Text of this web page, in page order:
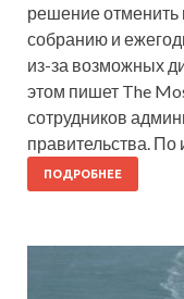
решение
собранию и
из-за возможных
этом пишет The
сотрудников
правительства. По
ПОДРОБНЕЕ